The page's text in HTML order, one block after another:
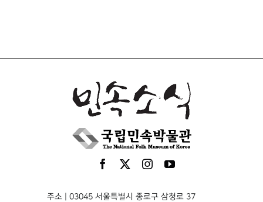
주소 | 03045 서울특별시 종로구 삼청로 37